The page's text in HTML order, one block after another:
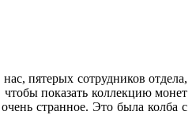
пятерых сотрудников отдела,
показать коллекцию монет
странное. Это была колба с